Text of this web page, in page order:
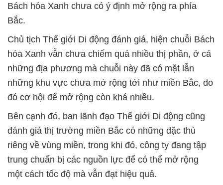
Bách hóa Xanh chưa có ý định mở rộng ra phía
Bắc.
Chủ tịch Thế giới Di động đánh giá, hiện chuỗi Bách
hóa Xanh vẫn chưa chiếm quá nhiều thị phần, ở cả
những địa phương mà chuỗi này đã có mặt lẫn
những khu vực chưa mở rộng tới như miền Bắc, do
đó cơ hội để mở rộng còn khá nhiều.
Bên cạnh đó, ban lãnh đạo Thế giới Di động cũng
đánh giá thị trường miền Bắc có những đặc thù
riêng về vùng miền, trong khi đó, công ty đang tập
trung chuẩn bị các nguồn lực để có thể mở rộng
một cách tốc độ mà vẫn đạt hiệu quả.